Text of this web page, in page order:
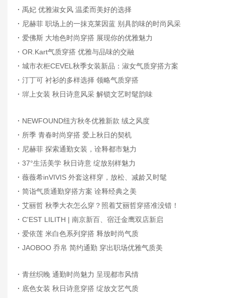
· 禹妃 优雅淑女风 温柔而美好的选择
· 尼赫菲 职场上的一抹克莱因蓝 别具韵味的时尚风采
· 爱佛斯 大地色时尚穿搭 展现你的优雅魅力
· OR.Kart气质穿搭 优雅与品味的交融
· 城市衣柜CEVEL秋季女装新品：淑女气质穿搭方案
· 汀丁可 衬衫的多样选择 领略气质穿搭
· 堓上女装 秋日诗意风采 解锁文艺时髦韵味
· NEWFOUND纽方秋冬优雅新款 绒之风度
· 所季 青春时尚穿搭 爱上秋日的契机
· 尼赫菲 探索通勤女装，诠释都市魅力
· 37°生活美学 秋日诗意 绽放别样魅力
· 薇薇希inVIVIS 外套这样穿，放松、减龄又时髦
· 简诣气质通勤穿搭方案 诠释经典之美
· 艾丽哲 秋季大衣怎么穿？照着艾丽哲穿搭准没错！
· C'EST LILITH | 南京新百、宿迁金鹰双店新启
· 爱依莲 米白色系列穿搭 释放时尚气质
· JAOBOO 乔帛 简约通勤 穿出职场优雅气质美
· 青丝织晚 通勤时尚魅力 呈现都市风情
· 底色女装 秋日诗意穿搭 绽放文艺气质